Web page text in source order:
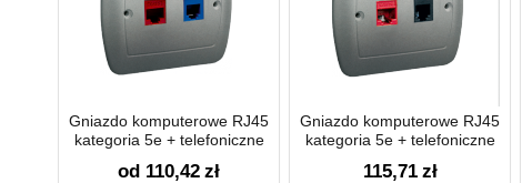
Gniazdo komputerowe RJ45
kategoria 5e + telefoniczne
od 110,42 zł
Gniazdo komputerowe RJ45
kategoria 5e + telefoniczne
115,71 zł